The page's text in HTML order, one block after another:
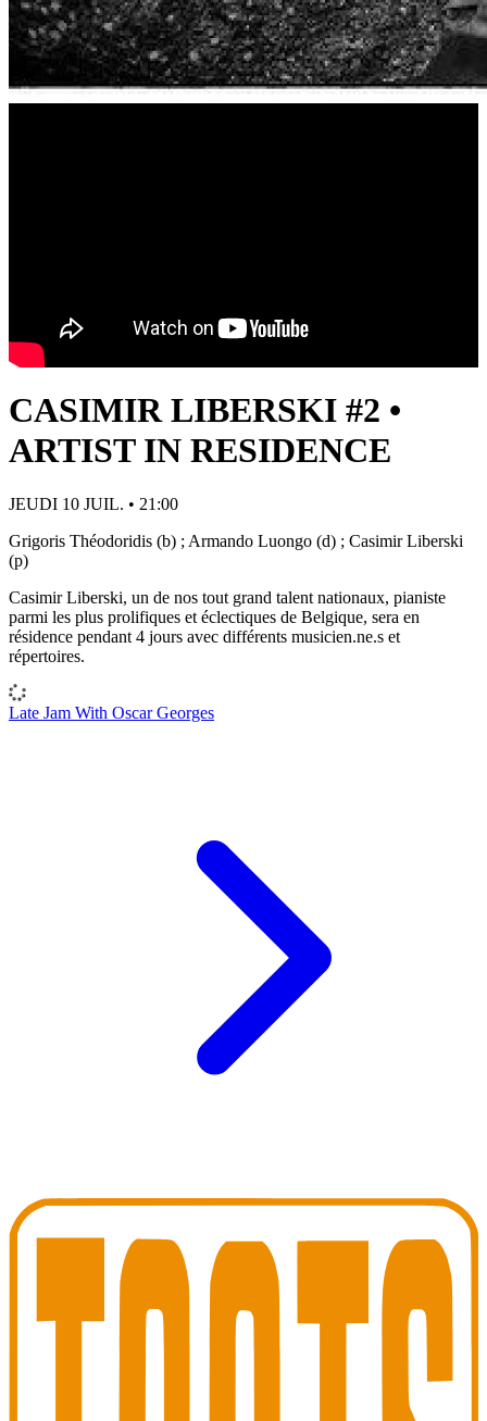
CASIMIR LIBERSKI #2 •
ARTIST IN RESIDENCE
JEUDI 10 JUIL. • 21:00
Grigoris Théodoridis (b) ; Armando Luongo (d) ; Casimir Liberski
(p)
Casimir Liberski, un de nos tout grand talent nationaux, pianiste
parmi les plus prolifiques et éclectiques de Belgique, sera en
résidence pendant 4 jours avec différents musicien.ne.s et
répertoires.
Late Jam With Oscar Georges